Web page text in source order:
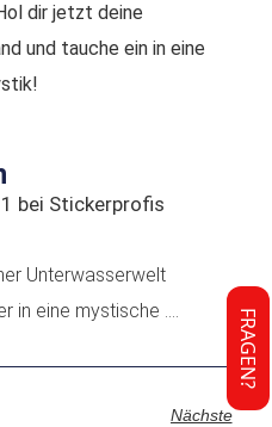
dir jetzt deine
und tauche ein in eine
bei Stickerprofis
Unterwasserwelt
in eine mystische ....
Nächste
FRAGEN?